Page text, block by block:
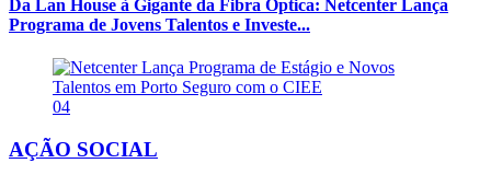
Da Lan House à Gigante da Fibra Óptica: Netcenter Lança
Programa de Jovens Talentos e Investe...
04
AÇÃO SOCIAL